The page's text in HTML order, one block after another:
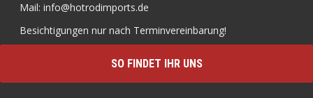
Mail: info@hotrodimports.de
Besichtigungen nur nach Terminvereinbarung!
SO FINDET IHR UNS